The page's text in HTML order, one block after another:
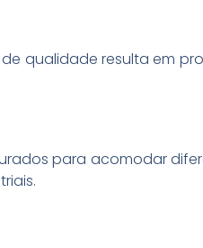
qualidade resulta em
para acomodar